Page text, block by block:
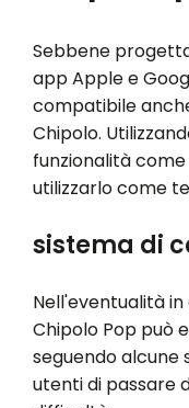
Sebbene
app Apple e
compatibile
Chipolo.
funzionalità
utilizzarlo come
sistema di
Nell'eventualità
Chipolo Pop può
seguendo alcune
utenti di passare